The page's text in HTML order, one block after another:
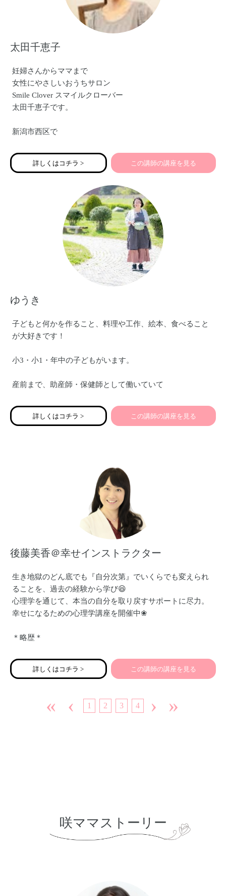
太田千恵子
妊婦さんからママまで
女性にやさしいおうちサロン
Smile Clover スマイルクローバー
太田千恵子です。
新潟市西区で
女性のお身体とお顔のマッサージを行っています。
新潟県地域の子育て力育成事業の
『赤ちゃんとママのハッピーケア』では講師として
産後の女性の身体を妊婦さんにお伝えしました。
また新潟市秋葉区の
アキハで子育てサポート事業の
産前産後のママのday care room で
マッサージをさせて頂いています。
女性のカラダ専門セラピストとして
詳しくはコチラ > この講師の講座を見る
ゆうき
子どもと何かを作ること、料理や工作、絵本、食べること
が大好きです！
小3・小1・年中の子どもがいます。
産前まで、助産師・保健師として働いていて
とうまくいく！と思っていました。
でも実際は大変でツライとも言えず悩む毎日でした。
興味を持ってもらうことを楽しんできました。
そんな経験を生かして、
親子の料理、ごはんの時間が楽しくおいしくなれるように
皆さんと一緒に過ごしたいと思っています！
詳しくはコチラ > この講師の講座を見る
後藤美香＠幸せインストラクター
生き地獄のどん底でも『自分次第』でいくらでも変えられ
ることを、過去の経験から学び😆
心理学を通じて、本当の自分を取り戻すサポートに尽力。
幸せになるための心理学講座を開催中❀
＊略歴＊
○2016年～ 大型倉庫店勤務
○2017年～ 目標達成コンサルタントとして、東北中心にセ
○2017年～ 心理学資格取得
○現在～ オンライン講師として、「幸せになるための心理
詳しくはコチラ > この講師の講座を見る
« ‹ 1 2 3 4 › »
咲ママストーリー